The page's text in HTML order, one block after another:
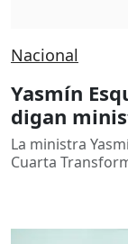
Nacional
Yasmín
digan
La ministra
Cuarta